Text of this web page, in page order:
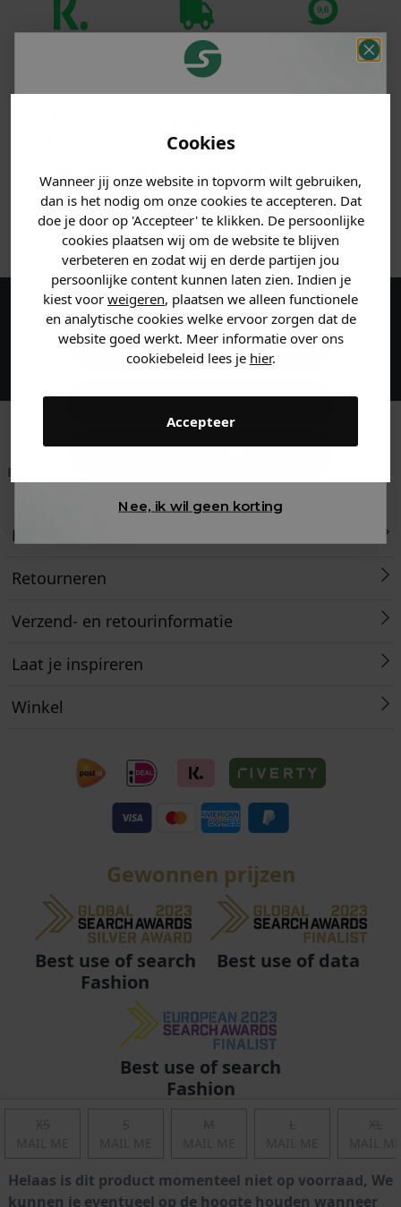
Cookies
Wanneer jij onze website in topvorm wilt gebruiken,
dan is het nodig om onze cookies te accepteren. Dat
doe je door op 'Accepteer' te klikken. De persoonlijke
cookies plaatsen wij om de website te blijven
verbeteren en zodat wij en derde partijen jou
persoonlijke content kunnen laten zien. Indien je
kiest voor weigeren, plaatsen we alleen functionele
en analytische cookies welke ervoor zorgen dat de
website goed werkt. Meer informatie over ons
cookiebeleid lees je hier.
Accepteer
Helaas is dit product momenteel niet op voorraad, We
kunnen je eventueel op de hoogte houden wanneer
Voor 23:59 besteld
is morgen in huis!*
beoordelen ons
MATERIAAL & WASVOORSCHRIFT
ANDERE BESTELDEN OOK
Maak een account aan en ontvang 5%
korting op je eerste bestelling!
Betaal achteraf met
Klantenservice
Retourneren
Verzend- en retourinformatie
Laat je inspireren
Winkel
Gewonnen prijzen
Best use of search
Fashion
Best use of data
Best use of search
Fashion
korting ontvangen!
Vertel ons waar je naar op
zoek bent en claim direct
jouwkorting.
Heren kleding
Dames kleding
Kids kleding
Nee, ik wil geen korting